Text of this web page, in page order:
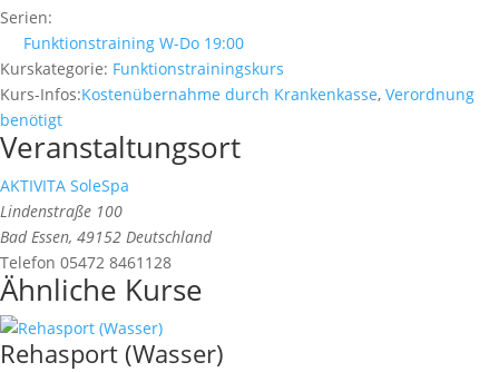
Serien:
Funktionstraining W-Do 19:00
Kurskategorie: Funktionstrainingskurs
Kurs-Infos:Kostenübernahme durch Krankenkasse, Verordnung
benötigt
Veranstaltungsort
AKTIVITA SoleSpa
Lindenstraße 100
Bad Essen, 49152 Deutschland
Telefon 05472 8461128
Ähnliche Kurse
Rehasport (Wasser)